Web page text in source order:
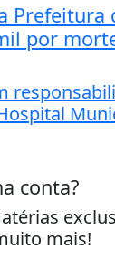
Prefeitura
por
conta?
mais!